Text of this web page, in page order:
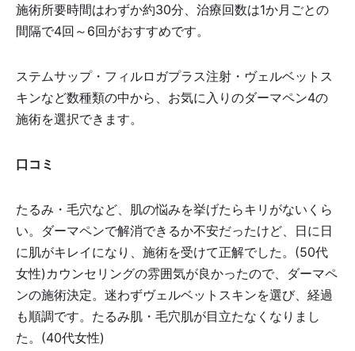
施術所要時間はわずか約30分、治療回数は1か月ごとの
間隔で4回～6回がおすすめです。
ステムサップ・フィルロガプラス注射・ヴェルベットス
キンなど数種類の中から、お気に入りのダーマペン4の
施術を選択できます。
口コミ
たるみ・毛穴など、肌の悩みを挙げたらキリがないくら
い。ダーマペンで解消できるか不安だったけど、日に日
に肌がキレイになり、施術を受けて正解でした。(50代
女性)カウンセリングの雰囲気が良かったので、ダーマペ
ンの施術決定。迷わずヴェルベットスキンを選び、経過
も順調です。たるみ肌・毛穴肌が目立たなくなりまし
た。(40代女性)